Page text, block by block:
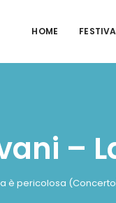
HOME
–
è pericolosa